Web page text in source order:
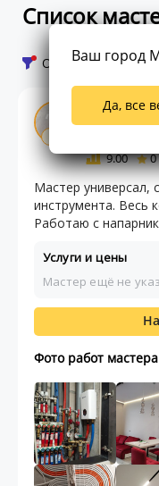
Список
Открыть фильтр
Юрий
9.00
0
Мастер
инструмента. Весь
Работаю с
Услуги и цены
Мастер ещё не
Фото работ
Ваш город
Да, все